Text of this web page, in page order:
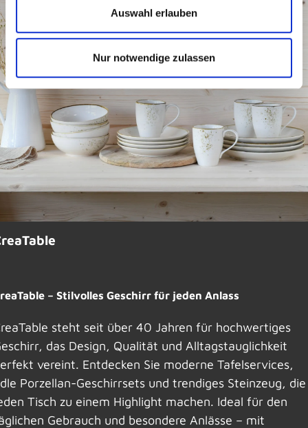
Auswahl erlauben
Nur notwendige zulassen
– Stilvolles Geschirr für jeden Anlass
steht seit über 40 Jahren für hochwertiges
das Design, Qualität und Alltagstauglichkeit
vereint. Entdecken Sie moderne Tafelservices,
Porzellan-Geschirrsets und trendiges Steinzeug, die
Tisch zu einem Highlight machen. Ideal für den
Gebrauch und besondere Anlässe – mit